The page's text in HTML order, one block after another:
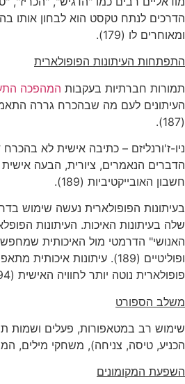
הדרכים לנתח טקסט הוא לבחון אותו
ומאוחרים לו (179).
התפתחות העיתונות הפופולארית
תמורות חברתיות בעקבות המהפכה
העיתונים לעם מה שבהכרח גררה
(187).
ניו-ז'ורנליזם – כתיבה אישית לא
הדברים הנאמרים, ציורית, הבעה
חשבון האובייקטיביות (189).
בעיתונות הפופולארית נעשה שימוש
שלה בעיתונות האיכות. העיתונות
האנושי" הדרמטי מול האיכותית
ופוליטיים (189). עיתונות
פופולארית נוטה יותר לחוויה האישית (194)
משלב הספורט
שימוש רב במטאפורות, פעלים ושמות
הכניע, טיסה, צניחה), משחקי מילים, המצאה
השפעת המקומונים